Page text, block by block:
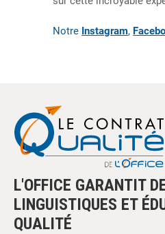
Notre Instagram,
L'OFFICE GARANTIT
LINGUISTIQUES ET
QUALITÉ